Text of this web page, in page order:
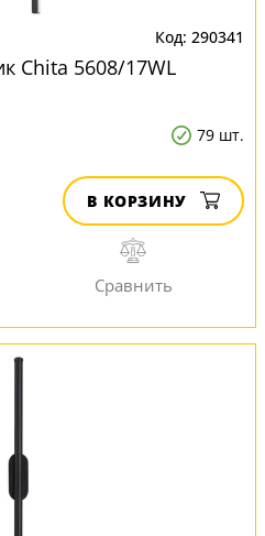
290341
Chita 5608/17WL
79 шт.
В КОРЗИНУ